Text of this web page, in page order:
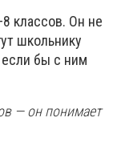
классов. Он не
школьнику
если бы с ним
— он понимает